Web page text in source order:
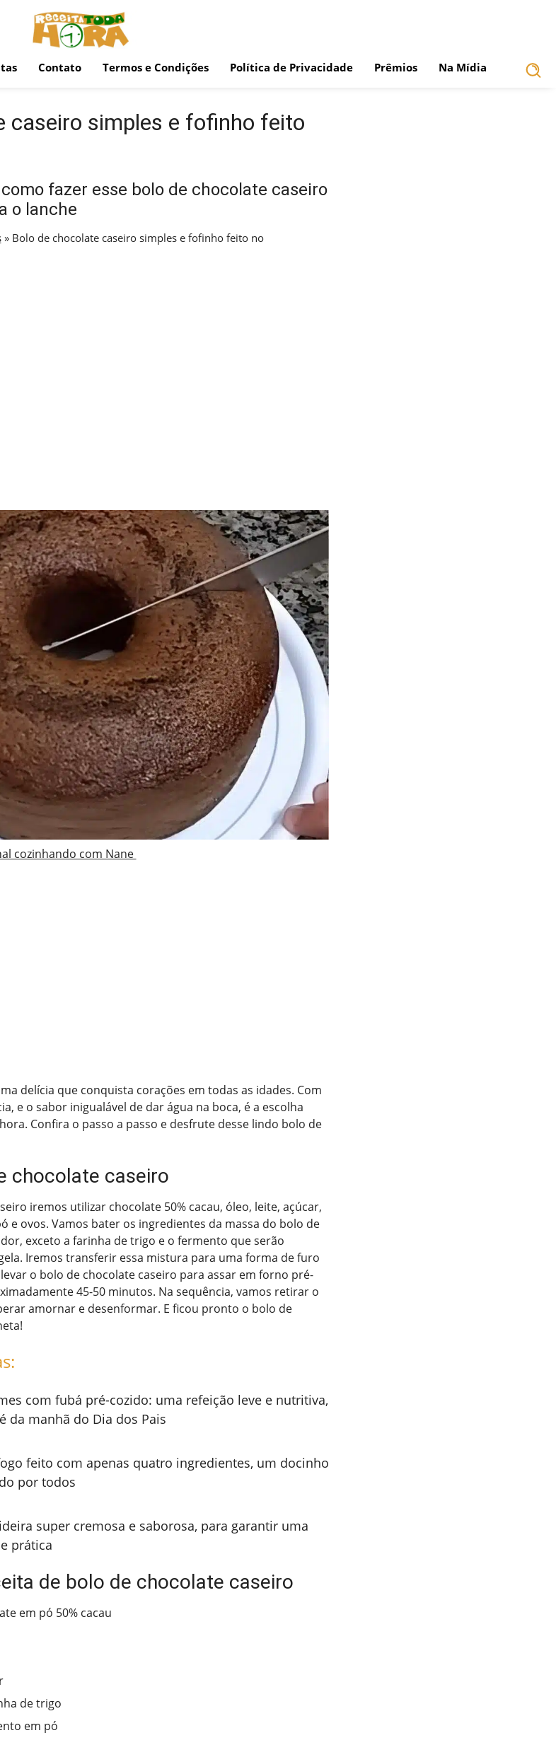
Contato Termos e Condições Política de Privacidade Prêmios Na Mídia
caseiro simples e fofinho feito
fazer esse bolo de chocolate caseiro
o lanche
» Bolo de chocolate caseiro simples e fofinho feito no
cozinhando com Nane
delícia que conquista corações em todas as idades. Com
e o sabor inigualável de dar água na boca, é a escolha
Confira o passo a passo e desfrute desse lindo bolo de
chocolate caseiro
iremos utilizar chocolate 50% cacau, óleo, leite, açúcar,
e ovos. Vamos bater os ingredientes da massa do bolo de
exceto a farinha de trigo e o fermento que serão
Iremos transferir essa mistura para uma forma de furo
o bolo de chocolate caseiro para assar em forno pré-
45-50 minutos. Na sequência, vamos retirar o
amornar e desenformar. E ficou pronto o bolo de
com fubá pré-cozido: uma refeição leve e nutritiva,
da manhã do Dia dos Pais
feito com apenas quatro ingredientes, um docinho
por todos
super cremosa e saborosa, para garantir uma
prática
de bolo de chocolate caseiro
em pó 50% cacau
de trigo
em pó